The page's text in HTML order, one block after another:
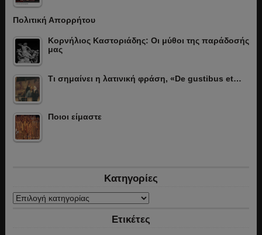
Πολιτική Απορρήτου
Κορνήλιος Καστοριάδης: Οι μύθοι της παράδοσής
μας
Τι σημαίνει η λατινική φράση, «De gustibus et…
Ποιοι είμαστε
Κατηγορίες
Κατηγορίες
Ετικέτες